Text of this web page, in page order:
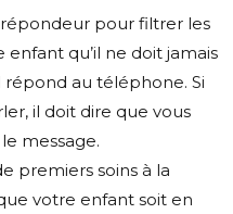
pour filtrer les
qu’il ne doit jamais
répond au téléphone. Si
il doit dire que vous
message.
premiers soins à la
votre enfant soit en